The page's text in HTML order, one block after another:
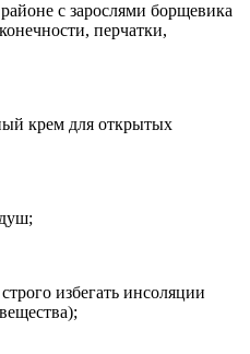
с зарослями борщевика
перчатки,
крем для открытых
избегать инсоляции